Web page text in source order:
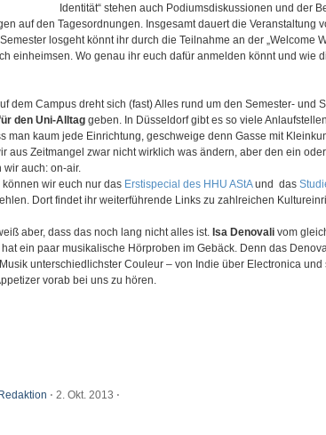
Identität“ stehen auch Podiumsdiskussionen und der
auf den Tagesordnungen. Insgesamt dauert die Veranstaltung
losgeht könnt ihr durch die Teilnahme an der „Welcome
einheimsen. Wo genau ihr euch dafür anmelden könnt und wie
dem Campus dreht sich (fast) Alles rund um den Semester- und
den Uni-Alltag geben. In Düsseldorf gibt es so viele
man kaum jede Einrichtung, geschweige denn Gasse mit
aus Zeitmangel zwar nicht wirklich was ändern, aber den ein
wir auch: on-air.
können wir euch nur das Erstispecial des HHU AStAund das
Dort findet ihr weiterführende Links zu zahlreichen
aber, dass das noch lang nicht alles ist. Isa Denovali vom
ein paar musikalische Hörproben im Gebäck. Denn das
unterschiedlichster Couleur – von Indie über Electronica
vorab bei uns zu hören.
Redaktion ⋅ 2. Okt. 2013 ⋅